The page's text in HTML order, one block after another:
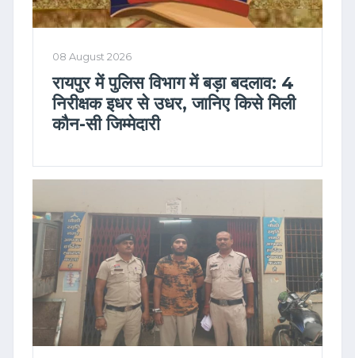
08 August 2026
रायपुर में पुलिस विभाग में बड़ा बदलाव: 4
निरीक्षक इधर से उधर, जानिए किसे मिली
कौन-सी जिम्मेदारी